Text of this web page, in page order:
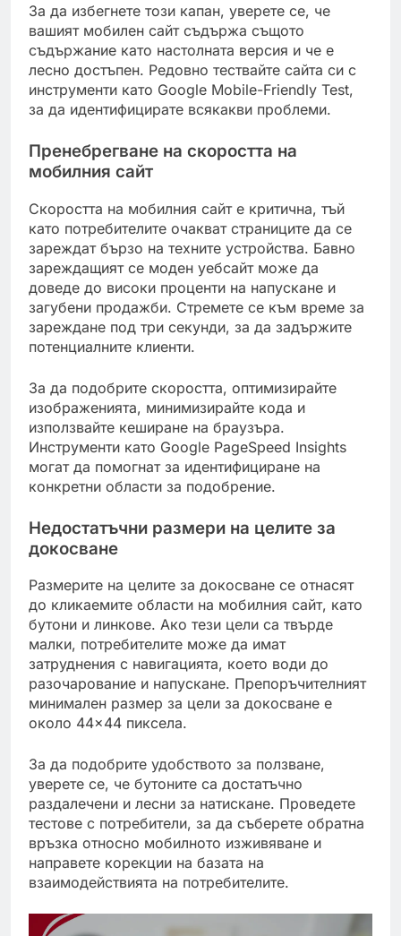
За да избегнете този капан, уверете се, че
вашият мобилен сайт съдържа същото
съдържание като настолната версия и че е
лесно достъпен. Редовно тествайте сайта си с
инструменти като Google Mobile-Friendly Test,
за да идентифицирате всякакви проблеми.
Пренебрегване на скоростта на
мобилния сайт
Скоростта на мобилния сайт е критична, тъй
като потребителите очакват страниците да се
зареждат бързо на техните устройства. Бавно
зареждащият се моден уебсайт може да
доведе до високи проценти на напускане и
загубени продажби. Стремете се към време за
зареждане под три секунди, за да задържите
потенциалните клиенти.
За да подобрите скоростта, оптимизирайте
изображенията, минимизирайте кода и
използвайте кеширане на браузъра.
Инструменти като Google PageSpeed Insights
могат да помогнат за идентифициране на
конкретни области за подобрение.
Недостатъчни размери на целите за
докосване
Размерите на целите за докосване се отнасят
до кликаемите области на мобилния сайт, като
бутони и линкове. Ако тези цели са твърде
малки, потребителите може да имат
затруднения с навигацията, което води до
разочарование и напускане. Препоръчителният
минимален размер за цели за докосване е
около 44×44 пиксела.
За да подобрите удобството за ползване,
уверете се, че бутоните са достатъчно
раздалечени и лесни за натискане. Проведете
тестове с потребители, за да съберете обратна
връзка относно мобилното изживяване и
направете корекции на базата на
взаимодействията на потребителите.